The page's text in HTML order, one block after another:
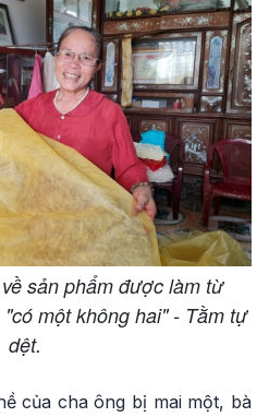
sản phẩm được làm từ
một không hai" - Tằm tự
dệt.
của cha ông bị mai một, bà